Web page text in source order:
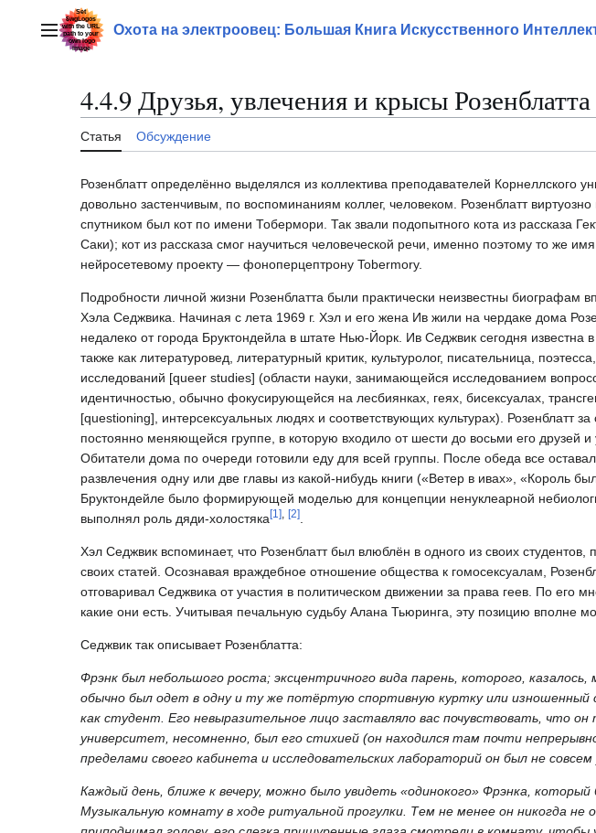
содержаниюГлавное менюОхота на электроовец: Большая Книга Искусственного
4.4.9 Друзья, увлечения и крысы Розенблатта
Статья Обсуждение
Розенблатт определённо выделялся из коллектива преподавателей Корнеллского
довольно застенчивым, по воспоминаниям коллег, человеком. Розенблатт
спутником был кот по имени Тобермори. Так звали подопытного кота из рассказа
Саки); кот из рассказа смог научиться человеческой речи, именно поэтому то же
нейросетевому проекту — фоноперцептрону Tobermory.
Подробности личной жизни Розенблатта были практически неизвестны биографам
Хэла Седжвика. Начиная с лета 1969 г. Хэл и его жена Ив жили на чердаке дома
недалеко от города Бруктондейла в штате Нью-Йорк. Ив Седжвик сегодня известна
также как литературовед, литературный критик, культуролог, писательница,
исследований [queer studies] (области науки, занимающейся исследованием
идентичностью, обычно фокусирующейся на лесбиянках, геях, бисексуалах,
[questioning], интерсексуальных людях и соответствующих культурах). Розенблатт
постоянно меняющейся группе, в которую входило от шести до восьми его друзей
Обитатели дома по очереди готовили еду для всей группы. После обеда все
развлечения одну или две главы из какой-нибудь книги («Ветер в ивах», «Король
Бруктондейле было формирующей моделью для концепции ненуклеарной
выполнял роль дяди-холостяка [1 ] [2]
Хэл Седжвик вспоминает, что Розенблатт был влюблён в одного из своих
своих статей. Осознавая враждебное отношение общества к гомосексуалам,
отговаривал Седжвика от участия в политическом движении за права геев. По его
какие они есть. Учитывая печальную судьбу Алана Тьюринга, эту позицию вполне
Седжвик так описывает Розенблатта:
Фрэнк был небольшого роста; эксцентричного вида парень, которого,
обычно был одет в одну и ту же потёртую спортивную куртку или изношенный
как студент. Его невыразительное лицо заставляло вас почувствовать, что он
университет, несомненно, был его стихией (он находился там почти
пределами своего кабинета и исследовательских лабораторий он был не совсем
Каждый день, ближе к вечеру, можно было увидеть «одинокого» Фрэнка,
Музыкальную комнату в ходе ритуальной прогулки. Тем не менее он никогда не